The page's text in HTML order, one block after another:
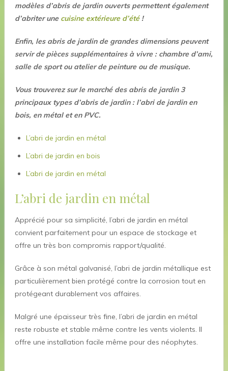
modèles d’abris de jardin ouverts permettent également
d’abriter une cuisine extérieure d’été!
Enfin, les abris de jardin de grandes dimensions peuvent
servir de pièces supplémentaires à vivre : chambre d’ami,
salle de sport ou atelier de peinture ou de musique.
Vous trouverez sur le marché des abris de jardin 3
principaux types d’abris de jardin : l’abri de jardin en
bois, en métal et en PVC.
L’abri de jardin en métal
L’abri de jardin en bois
L’abri de jardin en métal
L’abri de jardin en métal
Apprécié pour sa simplicité, l’abri de jardin en métal
convient parfaitement pour un espace de stockage et
offre un très bon compromis rapport/qualité.
Grâce à son métal galvanisé, l’abri de jardin métallique est
particulièrement bien protégé contre la corrosion tout en
protégeant durablement vos affaires.
Malgré une épaisseur très fine, l’abri de jardin en métal
reste robuste et stable même contre les vents violents. Il
offre une installation facile même pour des néophytes.